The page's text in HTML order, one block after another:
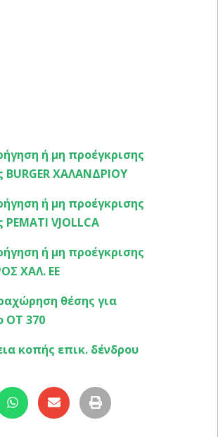
ή μη προέγκρισης
BURGER ΧΑΛΑΝΔΡΙΟΥ
ή μη προέγκρισης
ΡΕΜΑΤΙ VJOLLCA
ή μη προέγκρισης
ΧΑΛ. ΕΕ
θέσης για
ΟΤ 370
κοπής επικ. δένδρου